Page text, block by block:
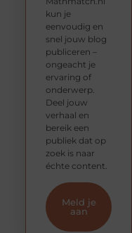
kun je
eenvoudig en
snel jouw blog
publiceren –
ongeacht je
ervaring of
onderwerp.
Deel jouw
verhaal en
bereik een
publiek dat op
zoek is naar
échte content.
Meld je
aan